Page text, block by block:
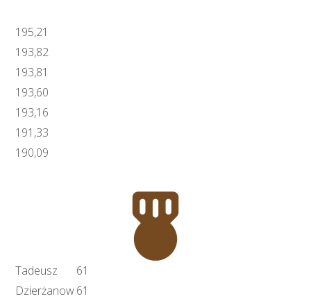
195,21
193,82
193,81
193,60
193,16
191,33
190,09
Tadeusz
Dzierżanow
61
61